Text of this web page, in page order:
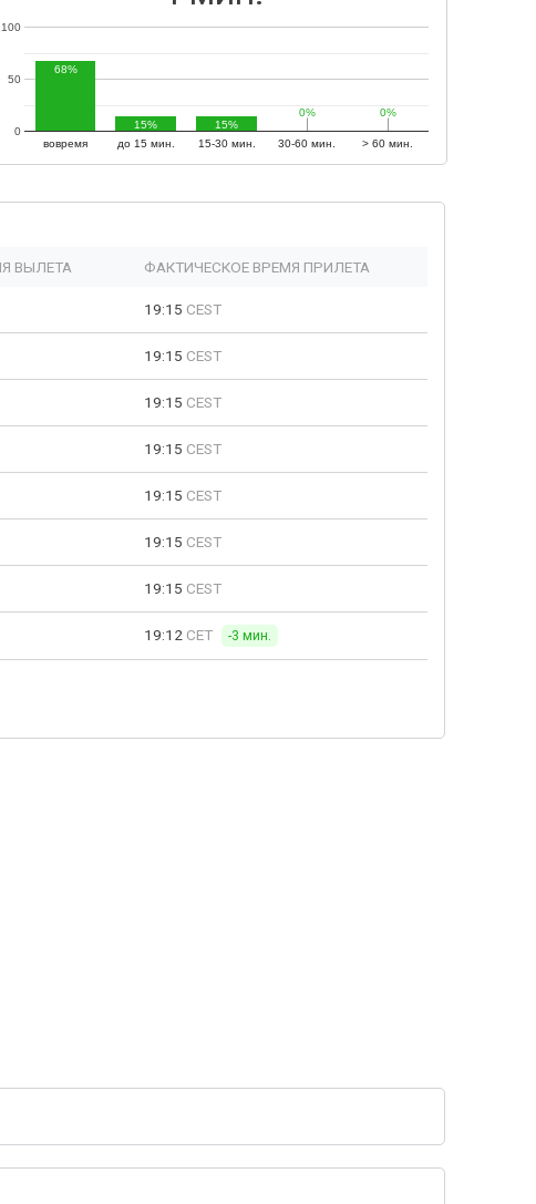
вовремя до 15 мин. 15-30 мин. 30-60 мин. > 60 мин.
0
50
100
68%
15% 15%
0%
0% 0%
0%
ВЫЛЕТА ФАКТИЧЕСКОЕ ВРЕМЯ ПРИЛЕТА
19:15 CEST
19:15 CEST
19:15 CEST
19:15 CEST
19:15 CEST
19:15 CEST
19:15 CEST
19:12 CET -3 мин.